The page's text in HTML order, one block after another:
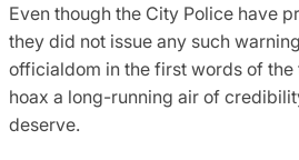
Even though the City Police have
they did not issue any such
officialdom in the first words of
hoax a long-running air of
deserve.